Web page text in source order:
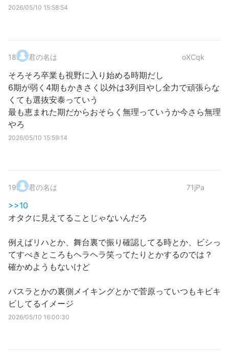
2026/05/10 15:58:54
18. 君の名は oXCqk
そろそろ卒業も視野に入り始める時期だし
6期が弱く4期もかきさく以外は3列目やし全力で頑張らな
くても選抜安泰っていう
最も恵まれた期だからおそらく無理っていうか今さら無理
やろ
2026/05/10 15:59:14
19. 君の名は 71jPa
>>10
オタクに見えてることじゃないんだろ
例えばリハとか、舞台裏で振り確認してる時とか、ビシっ
てすべきところもヘラヘラ笑ってたりとかするのでは？
確かめようもないけど
バスラとかの裏側メイキングとかで菅原っていつもキビキ
ビしてるイメージ
2026/05/10 16:00:30